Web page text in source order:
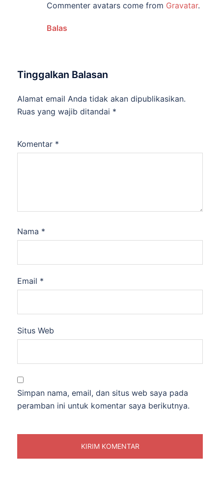
Commenter avatars come from Gravatar.
Balas
Tinggalkan Balasan
Alamat email Anda tidak akan dipublikasikan.
Ruas yang wajib ditandai *
Komentar *
Nama *
Email *
Situs Web
Simpan nama, email, dan situs web saya pada
peramban ini untuk komentar saya berikutnya.